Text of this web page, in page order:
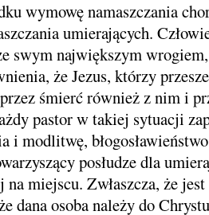
wymowę namaszczania
umierających.
swym największym
że Jezus, którzy
śmierć również z nim i
pastor w takiej sytuacji
i modlitwę,
posłudze dla
miejscu. Zwłaszcza, że
dana osoba należy do